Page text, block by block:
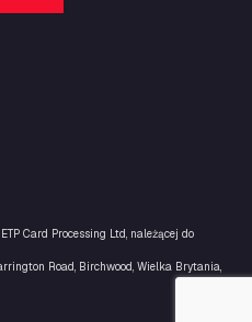
7HS
Echt
AD
Wash
2EP
Card Processing Ltd, należącej do
Road, Birchwood, Wielka Brytania,